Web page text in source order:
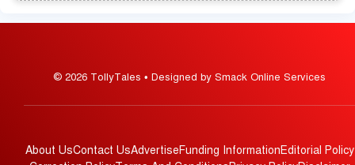
© 2026 TollyTales • Designed by Smack Online Services
About UsContact UsAdvertiseFunding InformationEditorial Policy